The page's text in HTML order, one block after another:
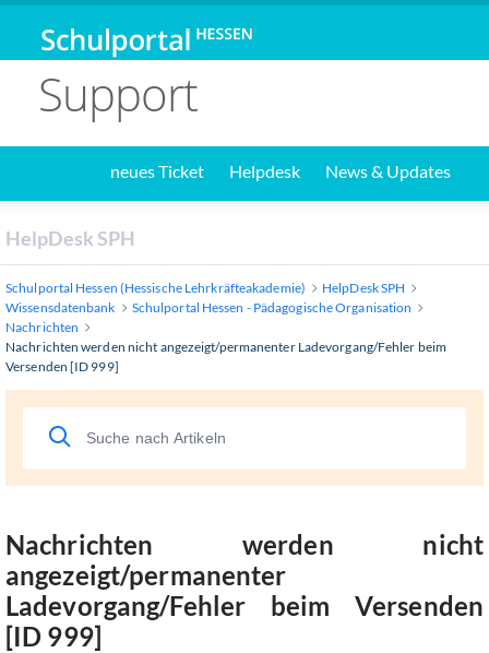
Support
neues Ticket Helpdesk News & Updates
HelpDesk SPH
Schulportal Hessen (Hessische Lehrkräfteakademie)
HelpDesk SPH
Wissensdatenbank
Schulportal Hessen - Pädagogische Organisation
Nachrichten
Nachrichten werden nicht angezeigt/permanenter Ladevorgang/Fehler beim
Versenden [ID 999]
Nachrichten werden nicht
angezeigt/permanenter
Ladevorgang/Fehler beim Versenden
[ID 999]